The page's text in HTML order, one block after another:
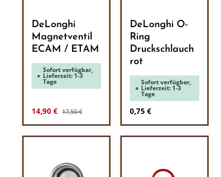
DeLonghi
Magnetventil
ECAM / ETAM
Sofort verfügbar,
Lieferzeit: 1-3
Tage
Verkaufspreis:
14,90 € Regulärer Preis:
17,50 €
DeLonghi O-
Ring
Druckschlauch
rot
Sofort verfügbar,
Lieferzeit: 1-3
Tage
Regulärer Preis:
0,75 €